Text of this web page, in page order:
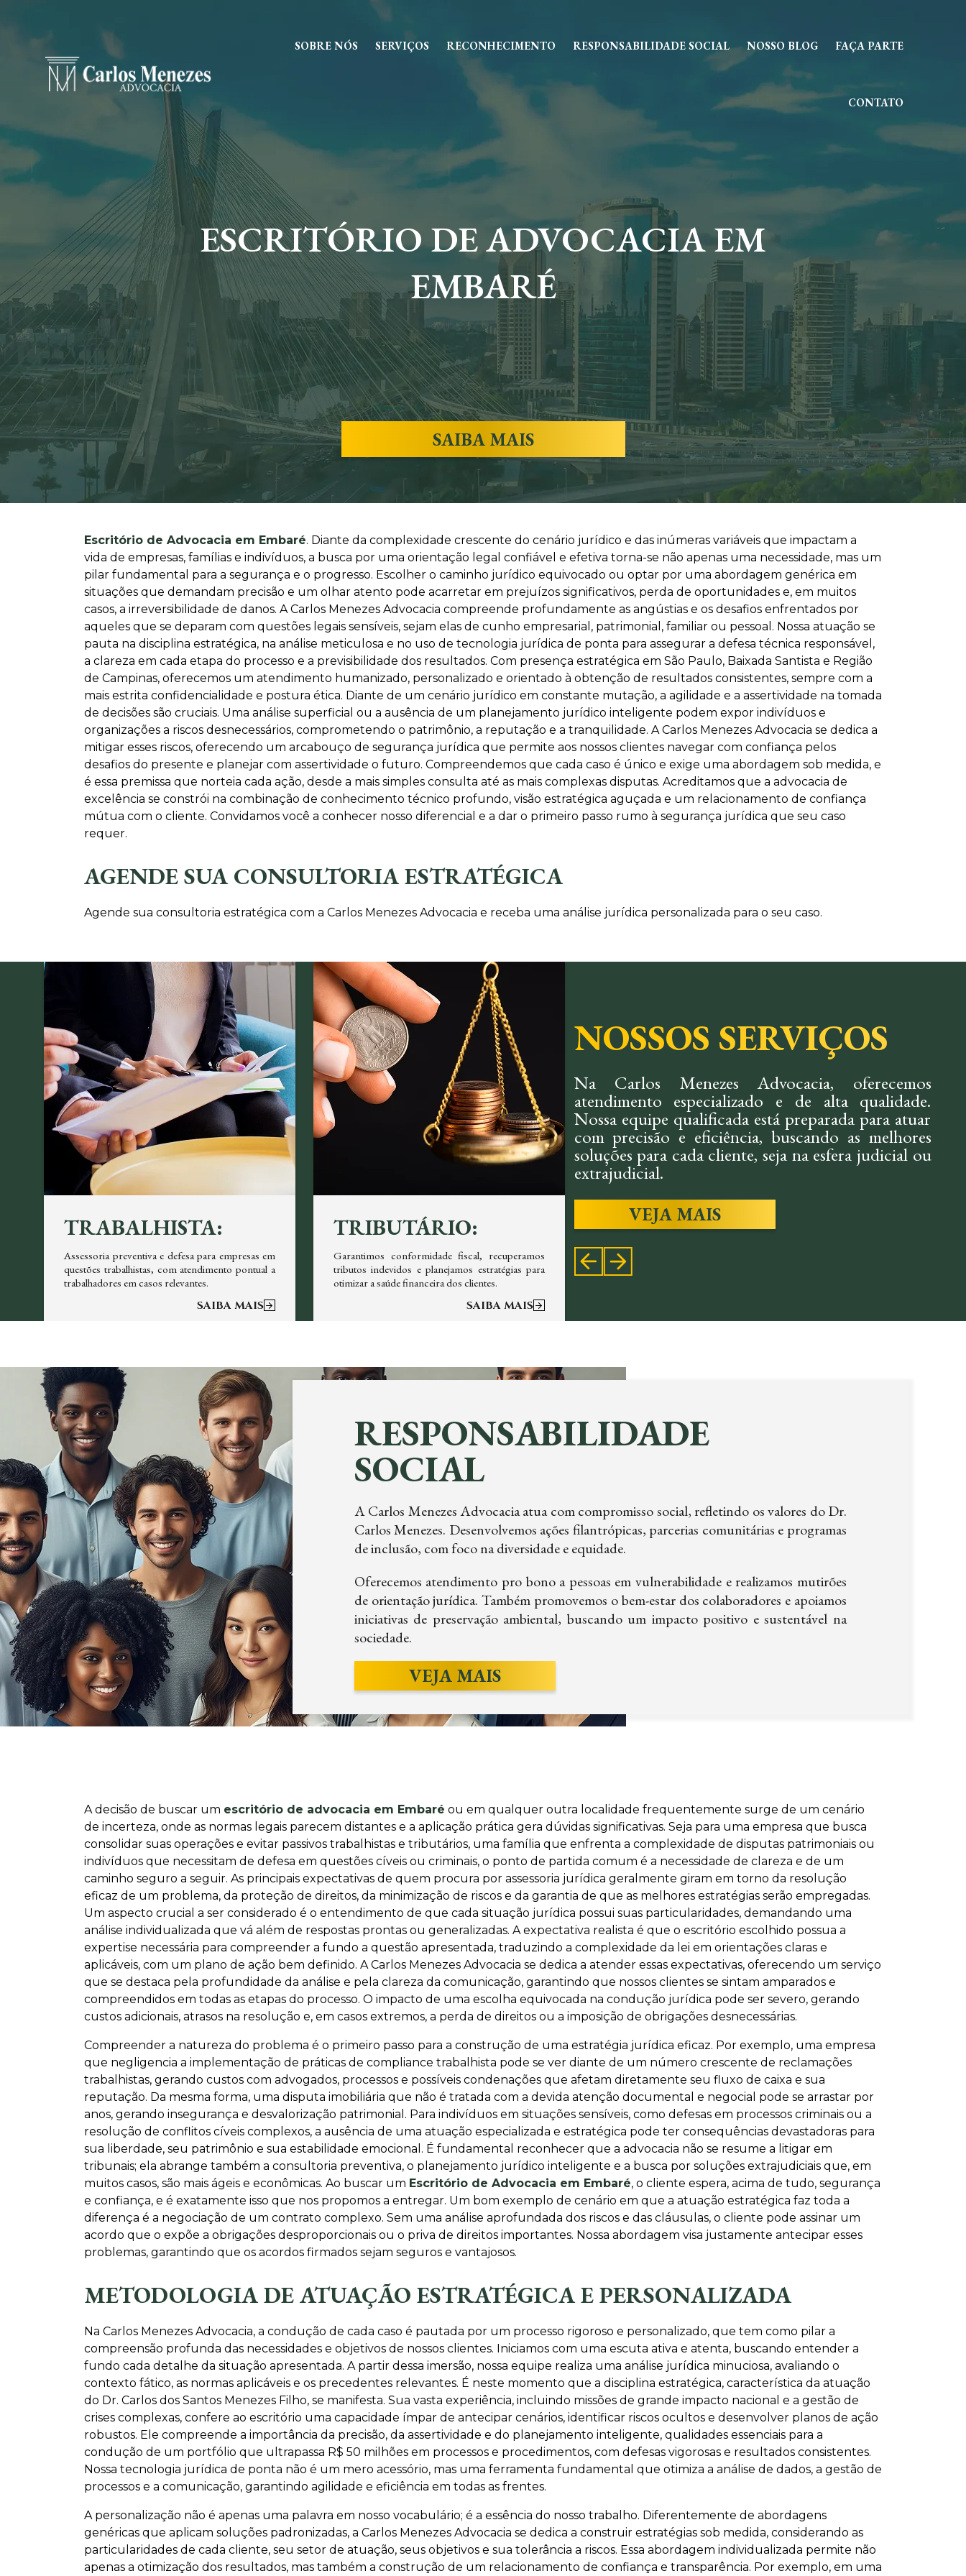
SOBRE NÓS SERVIÇOS RECONHECIMENTO RESPONSABILIDADE SOCIAL NOSSO BLOG FAÇA PARTE
CONTATO
ESCRITÓRIO DE ADVOCACIA EM
EMBARÉ
SAIBA MAIS
Escritório de Advocacia em Embaré. Diante da complexidade crescente do cenário jurídico e das inúmeras variáveis que impactam a
vida de empresas, famílias e indivíduos, a busca por uma orientação legal confiável e efetiva torna-se não apenas uma necessidade, mas um
pilar fundamental para a segurança e o progresso. Escolher o caminho jurídico equivocado ou optar por uma abordagem genérica em
situações que demandam precisão e um olhar atento pode acarretar em prejuízos significativos, perda de oportunidades e, em muitos
casos, a irreversibilidade de danos. A Carlos Menezes Advocacia compreende profundamente as angústias e os desafios enfrentados por
aqueles que se deparam com questões legais sensíveis, sejam elas de cunho empresarial, patrimonial, familiar ou pessoal. Nossa atuação se
pauta na disciplina estratégica, na análise meticulosa e no uso de tecnologia jurídica de ponta para assegurar a defesa técnica responsável,
a clareza em cada etapa do processo e a previsibilidade dos resultados. Com presença estratégica em São Paulo, Baixada Santista e Região
de Campinas, oferecemos um atendimento humanizado, personalizado e orientado à obtenção de resultados consistentes, sempre com a
mais estrita confidencialidade e postura ética. Diante de um cenário jurídico em constante mutação, a agilidade e a assertividade na tomada
de decisões são cruciais. Uma análise superficial ou a ausência de um planejamento jurídico inteligente podem expor indivíduos e
organizações a riscos desnecessários, comprometendo o patrimônio, a reputação e a tranquilidade. A Carlos Menezes Advocacia se dedica a
mitigar esses riscos, oferecendo um arcabouço de segurança jurídica que permite aos nossos clientes navegar com confiança pelos
desafios do presente e planejar com assertividade o futuro. Compreendemos que cada caso é único e exige uma abordagem sob medida, e
é essa premissa que norteia cada ação, desde a mais simples consulta até as mais complexas disputas. Acreditamos que a advocacia de
excelência se constrói na combinação de conhecimento técnico profundo, visão estratégica aguçada e um relacionamento de confiança
mútua com o cliente. Convidamos você a conhecer nosso diferencial e a dar o primeiro passo rumo à segurança jurídica que seu caso
requer.
AGENDE SUA CONSULTORIA ESTRATÉGICA
Agende sua consultoria estratégica com a Carlos Menezes Advocacia e receba uma análise jurídica personalizada para o seu caso.
TRABALHISTA:
Assessoria preventiva e defesa para empresas em
questões trabalhistas, com atendimento pontual a
trabalhadores em casos relevantes.
SAIBA MAIS
TRIBUTÁRIO:
Garantimos conformidade fiscal, recuperamos
tributos indevidos e planejamos estratégias para
otimizar a saúde financeira dos clientes.
SAIBA MAIS
CIVIL:
Oferecemos soluções rápidas e eficazes em
contratos, indenizações e conflitos, sempre
NOSSOS SERVIÇOS
Na Carlos Menezes Advocacia, oferecemos
atendimento especializado e de alta qualidade.
Nossa equipe qualificada está preparada para atuar
com precisão e eficiência, buscando as melhores
soluções para cada cliente, seja na esfera judicial ou
extrajudicial.
VEJA MAIS
RESPONSABILIDADE
SOCIAL
A Carlos Menezes Advocacia atua com compromisso social, refletindo os valores do Dr.
Carlos Menezes. Desenvolvemos ações filantrópicas, parcerias comunitárias e programas
de inclusão, com foco na diversidade e equidade.
Oferecemos atendimento pro bono a pessoas em vulnerabilidade e realizamos mutirões
de orientação jurídica. Também promovemos o bem-estar dos colaboradores e apoiamos
iniciativas de preservação ambiental, buscando um impacto positivo e sustentável na
sociedade.
VEJA MAIS
A decisão de buscar um escritório de advocacia em Embaré ou em qualquer outra localidade frequentemente surge de um cenário
de incerteza, onde as normas legais parecem distantes e a aplicação prática gera dúvidas significativas. Seja para uma empresa que busca
consolidar suas operações e evitar passivos trabalhistas e tributários, uma família que enfrenta a complexidade de disputas patrimoniais ou
indivíduos que necessitam de defesa em questões cíveis ou criminais, o ponto de partida comum é a necessidade de clareza e de um
caminho seguro a seguir. As principais expectativas de quem procura por assessoria jurídica geralmente giram em torno da resolução
eficaz de um problema, da proteção de direitos, da minimização de riscos e da garantia de que as melhores estratégias serão empregadas.
Um aspecto crucial a ser considerado é o entendimento de que cada situação jurídica possui suas particularidades, demandando uma
análise individualizada que vá além de respostas prontas ou generalizadas. A expectativa realista é que o escritório escolhido possua a
expertise necessária para compreender a fundo a questão apresentada, traduzindo a complexidade da lei em orientações claras e
aplicáveis, com um plano de ação bem definido. A Carlos Menezes Advocacia se dedica a atender essas expectativas, oferecendo um serviço
que se destaca pela profundidade da análise e pela clareza da comunicação, garantindo que nossos clientes se sintam amparados e
compreendidos em todas as etapas do processo. O impacto de uma escolha equivocada na condução jurídica pode ser severo, gerando
custos adicionais, atrasos na resolução e, em casos extremos, a perda de direitos ou a imposição de obrigações desnecessárias.
Compreender a natureza do problema é o primeiro passo para a construção de uma estratégia jurídica eficaz. Por exemplo, uma empresa
que negligencia a implementação de práticas de compliance trabalhista pode se ver diante de um número crescente de reclamações
trabalhistas, gerando custos com advogados, processos e possíveis condenações que afetam diretamente seu fluxo de caixa e sua
reputação. Da mesma forma, uma disputa imobiliária que não é tratada com a devida atenção documental e negocial pode se arrastar por
anos, gerando insegurança e desvalorização patrimonial. Para indivíduos em situações sensíveis, como defesas em processos criminais ou a
resolução de conflitos cíveis complexos, a ausência de uma atuação especializada e estratégica pode ter consequências devastadoras para
sua liberdade, seu patrimônio e sua estabilidade emocional. É fundamental reconhecer que a advocacia não se resume a litigar em
tribunais; ela abrange também a consultoria preventiva, o planejamento jurídico inteligente e a busca por soluções extrajudiciais que, em
muitos casos, são mais ágeis e econômicas. Ao buscar um Escritório de Advocacia em Embaré, o cliente espera, acima de tudo, segurança
e confiança, e é exatamente isso que nos propomos a entregar. Um bom exemplo de cenário em que a atuação estratégica faz toda a
diferença é a negociação de um contrato complexo. Sem uma análise aprofundada dos riscos e das cláusulas, o cliente pode assinar um
acordo que o expõe a obrigações desproporcionais ou o priva de direitos importantes. Nossa abordagem visa justamente antecipar esses
problemas, garantindo que os acordos firmados sejam seguros e vantajosos.
METODOLOGIA DE ATUAÇÃO ESTRATÉGICA E PERSONALIZADA
Na Carlos Menezes Advocacia, a condução de cada caso é pautada por um processo rigoroso e personalizado, que tem como pilar a
compreensão profunda das necessidades e objetivos de nossos clientes. Iniciamos com uma escuta ativa e atenta, buscando entender a
fundo cada detalhe da situação apresentada. A partir dessa imersão, nossa equipe realiza uma análise jurídica minuciosa, avaliando o
contexto fático, as normas aplicáveis e os precedentes relevantes. É neste momento que a disciplina estratégica, característica da atuação
do Dr. Carlos dos Santos Menezes Filho, se manifesta. Sua vasta experiência, incluindo missões de grande impacto nacional e a gestão de
crises complexas, confere ao escritório uma capacidade ímpar de antecipar cenários, identificar riscos ocultos e desenvolver planos de ação
robustos. Ele compreende a importância da precisão, da assertividade e do planejamento inteligente, qualidades essenciais para a
condução de um portfólio que ultrapassa R$ 50 milhões em processos e procedimentos, com defesas vigorosas e resultados consistentes.
Nossa tecnologia jurídica de ponta não é um mero acessório, mas uma ferramenta fundamental que otimiza a análise de dados, a gestão de
processos e a comunicação, garantindo agilidade e eficiência em todas as frentes.
A personalização não é apenas uma palavra em nosso vocabulário; é a essência do nosso trabalho. Diferentemente de abordagens
genéricas que aplicam soluções padronizadas, a Carlos Menezes Advocacia se dedica a construir estratégias sob medida, considerando as
particularidades de cada cliente, seu setor de atuação, seus objetivos e sua tolerância a riscos. Essa abordagem individualizada permite não
apenas a otimização dos resultados, mas também a construção de um relacionamento de confiança e transparência. Por exemplo, em uma